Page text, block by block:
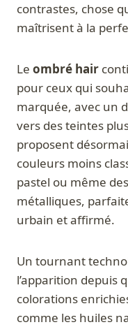
contrastes, chose
maîtrisent à la
Le ombré hair
pour ceux qui
marquée, avec un
vers des teintes
proposent
couleurs moins
pastel ou même
métalliques,
urbain et affirmé.
Un tournant
l’apparition depuis
colorations
comme les huiles